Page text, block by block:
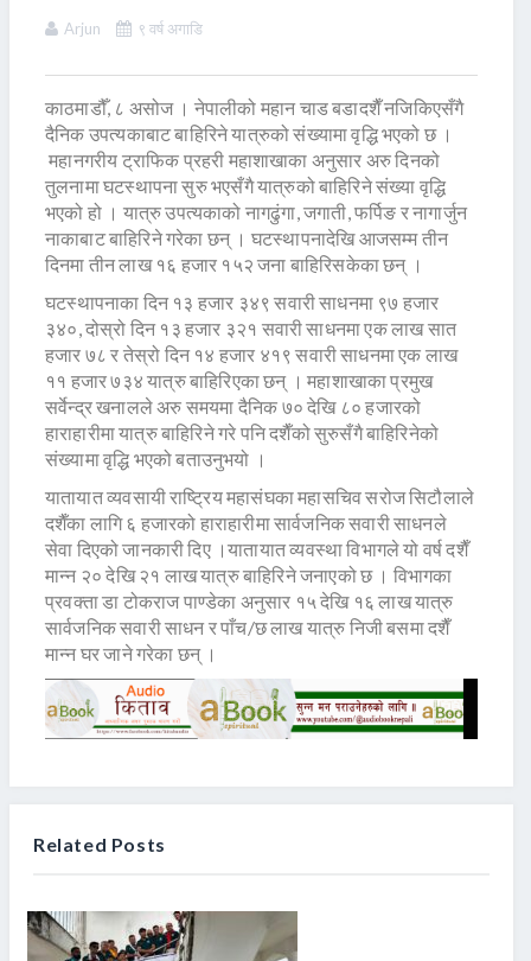
Arjun ९ वर्ष अगाडि
काठमाडौँ, ८ असोज । नेपालीको महान चाड बडादशैँ नजिकिएसँगै
दैनिक उपत्यकाबाट बाहिरिने यात्रुको संख्यामा वृद्धि भएको छ ।
महानगरीय ट्राफिक प्रहरी महाशाखाका अनुसार अरु दिनको
तुलनामा घटस्थापना सुरु भएसँगै यात्रुको बाहिरिने संख्या वृद्धि
भएको हो । यात्रु उपत्यकाको नागढुंगा, जगाती, फर्पिङ र नागार्जुन
नाकाबाट बाहिरिने गरेका छन् । घटस्थापनादेखि आजसम्म तीन
दिनमा तीन लाख १६ हजार १५२ जना बाहिरिसकेका छन् ।
घटस्थापनाका दिन १३ हजार ३४९ सवारी साधनमा ९७ हजार
३४०, दोस्रो दिन १३ हजार ३२१ सवारी साधनमा एक लाख सात
हजार ७८ र तेस्रो दिन १४ हजार ४१९ सवारी साधनमा एक लाख
११ हजार ७३४ यात्रु बाहिरिएका छन् । महाशाखाका प्रमुख
सर्वेन्द्र खनालले अरु समयमा दैनिक ७० देखि ८० हजारको
हाराहारीमा यात्रु बाहिरिने गरे पनि दशैँको सुरुसँगै बाहिरिनेको
संख्यामा वृद्धि भएको बताउनुभयो ।
यातायात व्यवसायी राष्ट्रिय महासंघका महासचिव सरोज सिटौलाले
दशैँका लागि ६ हजारको हाराहारीमा सार्वजनिक सवारी साधनले
सेवा दिएको जानकारी दिए ।यातायात व्यवस्था विभागले यो वर्ष दशैँ
मान्न २० देखि २१ लाख यात्रु बाहिरिने जनाएको छ । विभागका
प्रवक्ता डा टोकराज पाण्डेका अनुसार १५ देखि १६ लाख यात्रु
सार्वजनिक सवारी साधन र पाँच/छ लाख यात्रु निजी बसमा दशैँ
मान्न घर जाने गरेका छन् ।
Related Posts